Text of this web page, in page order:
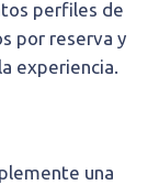
perfiles de
por reserva y
experiencia.
una